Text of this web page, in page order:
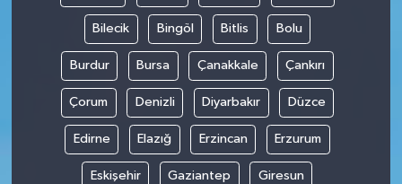
Bilecik Bingöl Bitlis Bolu
Burdur Bursa Çanakkale Çankırı
Çorum Denizli Diyarbakır Düzce
Edirne Elazığ Erzincan Erzurum
Eskişehir Gaziantep Giresun